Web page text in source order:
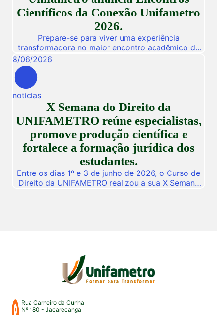
Científicos da Conexão Unifametro
2026.
Prepare-se para viver uma experiência
transformadora no maior encontro acadêmico da
nossa instituição! De 03 a 05 de Novembro de
2026, a Unifametro abre suas portas para a
Conexão Unifametro 2026, um evento presencial
dedicado a fomentar a inovação, a troca de
vivências profissionais e a disseminação de
descobertas científicas. Com o propósito central
de […]
8/06/2026
noticias
X Semana do Direito da
UNIFAMETRO reúne especialistas,
promove produção científica e
fortalece a formação jurídica dos
estudantes.
Entre os dias 1º e 3 de junho de 2026, o Curso de
Direito da UNIFAMETRO realizou a sua X Semana
professores, profissionais do Direito e convidados
Rua Carneiro da Cunha
Nº 180 - Jacarecanga